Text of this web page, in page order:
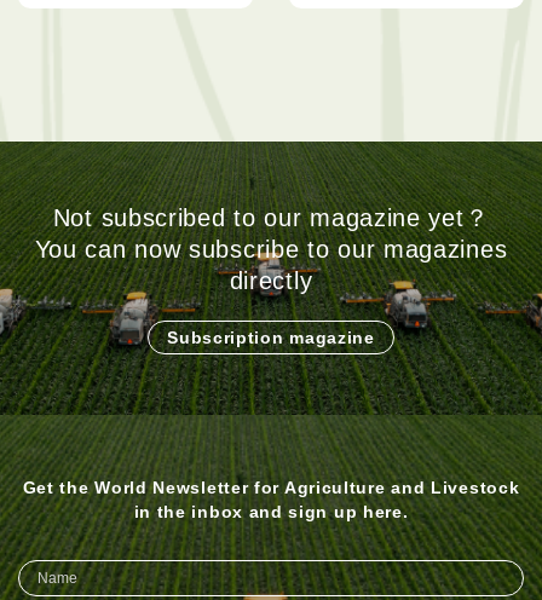
Not subscribed to our magazine yet？
You can now subscribe to our magazines
directly
Subscription magazine
Get the World Newsletter for Agriculture and Livestock
in the inbox and sign up here.